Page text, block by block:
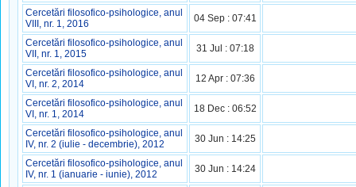
Cercetări filosofico-psihologice, anul
VIII, nr. 1, 2016
04 Sep : 07:41
Cercetări filosofico-psihologice, anul
VII, nr. 1, 2015
31 Jul : 07:18
Cercetări filosofico-psihologice, anul
VI, nr. 2, 2014
12 Apr : 07:36
Cercetări filosofico-psihologice, anul
VI, nr. 1, 2014
18 Dec : 06:52
Cercetări filosofico-psihologice, anul
IV, nr. 2 (iulie - decembrie), 2012
30 Jun : 14:25
Cercetări filosofico-psihologice, anul
IV, nr. 1 (ianuarie - iunie), 2012
30 Jun : 14:24